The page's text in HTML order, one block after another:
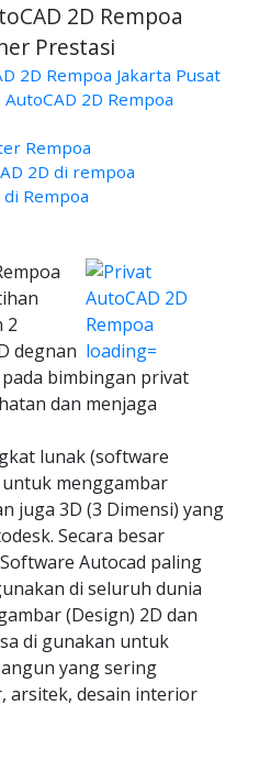
2D Rempoa
Prestasi
2D Rempoa Jakarta Pusat
2D Rempoa
Rempoa
2D di rempoa
Rempoa
2
degnan
bimbingan privat
dan menjaga
lunak (software
menggambar
juga 3D (3 Dimensi) yang
Secara besar
Autocad paling
di seluruh dunia
(Design) 2D dan
di gunakan untuk
yang sering
arsitek, desain interior